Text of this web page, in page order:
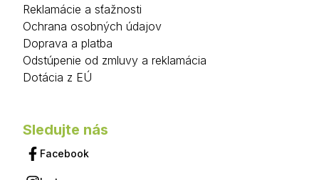
Reklamácie a sťažnosti
Ochrana osobných údajov
Doprava a platba
Odstúpenie od zmluvy a reklamácia
Dotácia z EÚ
Sledujte nás
Facebook